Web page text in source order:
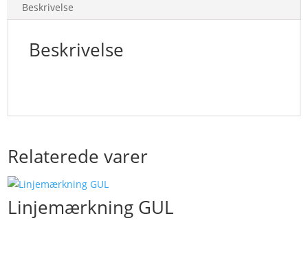
Beskrivelse
Beskrivelse
Relaterede varer
Linjemærkning GUL